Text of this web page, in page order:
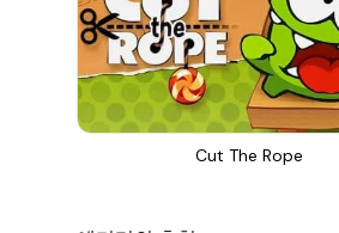
Cut The Rope